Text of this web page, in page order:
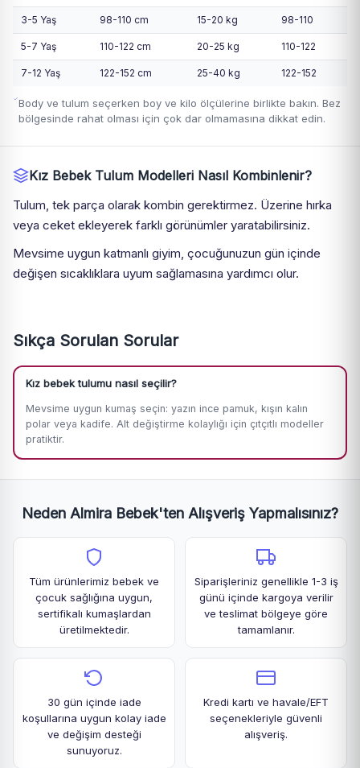
3-5 Yaş 98-110 cm 15-20 kg 98-110
5-7 Yaş 110-122 cm 20-25 kg 110-122
7-12 Yaş 122-152 cm 25-40 kg 122-152
Body ve tulum seçerken boy ve kilo ölçülerine birlikte bakın. Bez
bölgesinde rahat olması için çok dar olmamasına dikkat edin.
Kız Bebek Tulum Modelleri Nasıl Kombinlenir?
Tulum, tek parça olarak kombin gerektirmez. Üzerine hırka
veya ceket ekleyerek farklı görünümler yaratabilirsiniz.
Mevsime uygun katmanlı giyim, çocuğunuzun gün içinde
değişen sıcaklıklara uyum sağlamasına yardımcı olur.
Sıkça Sorulan Sorular
Kız bebek tulumu nasıl seçilir?
Mevsime uygun kumaş seçin: yazın ince pamuk, kışın kalın
polar veya kadife. Alt değiştirme kolaylığı için çıtçıtlı modeller
pratiktir.
Neden Almira Bebek'ten Alışveriş Yapmalısınız?
Tüm ürünlerimiz bebek ve
çocuk sağlığına uygun,
sertifikalı kumaşlardan
üretilmektedir.
Siparişleriniz genellikle 1-3 iş
günü içinde kargoya verilir
ve teslimat bölgeye göre
tamamlanır.
30 gün içinde iade
koşullarına uygun kolay iade
ve değişim desteği
sunuyoruz.
Kredi kartı ve havale/EFT
seçenekleriyle güvenli
alışveriş.